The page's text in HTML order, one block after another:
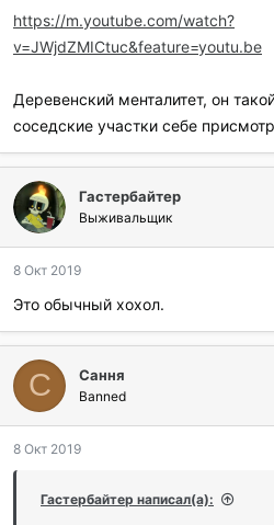
и
л
https://m.youtube.com/watch?
v=JWjdZMICtuc&feature=youtu.be
Деревенский менталитет, он
соседские участки себе
Гастербайтер
Выживальщик
8 Окт 2019
Это обычный хохол.
С Сання
Banned
8 Окт 2019
Гастербайтер написал(а):